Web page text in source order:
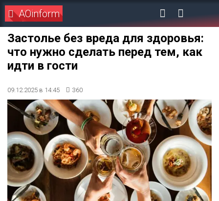
AOinform
Застолье без вреда для здоровья:
что нужно сделать перед тем, как
идти в гости
09.12.2025 в 14:45 360